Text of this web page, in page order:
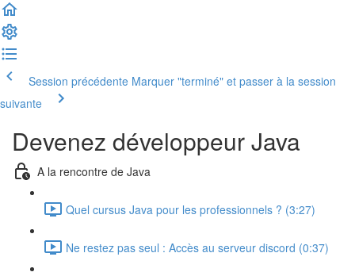
Session précédente Marquer "terminé" et passer à la session
suivante
Devenez développeur Java
A la rencontre de Java
Quel cursus Java pour les professionnels ? (3:27)
Ne restez pas seul : Accès au serveur discord (0:37)